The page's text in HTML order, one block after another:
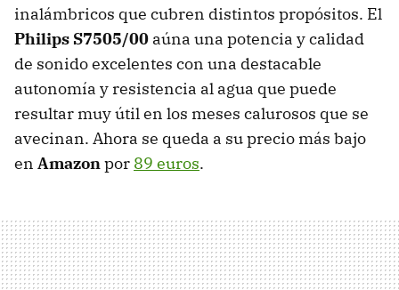
inalámbricos que cubren distintos propósitos. El
Philips S7505/00 aúna una potencia y calidad
de sonido excelentes con una destacable
autonomía y resistencia al agua que puede
resultar muy útil en los meses calurosos que se
avecinan. Ahora se queda a su precio más bajo
en Amazonpor 89 euros.